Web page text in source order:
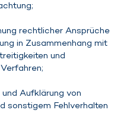
rechtlicher Ansprüche
in Zusammenhang mit
und
und Aufklärung von
sonstigem Fehlverhalten